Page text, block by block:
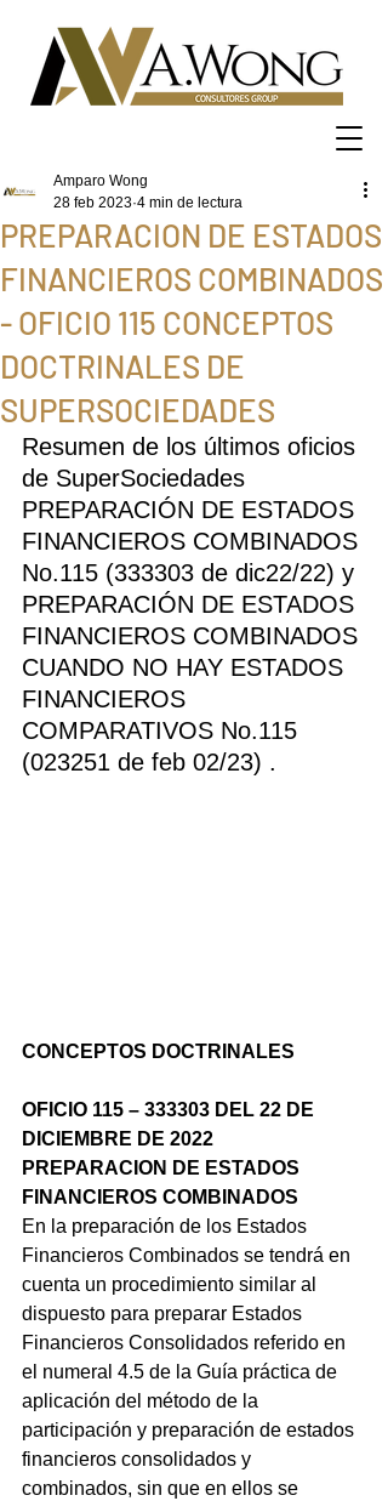
PREPARACION DE ESTADOS
FINANCIEROS COMBINADOS
- OFICIO 115 CONCEPTOS
DOCTRINALES DE
SUPERSOCIEDADES
Amparo Wong
28 feb 2023 4 min de lectura
Resumen de los últimos oficios
de SuperSociedades
PREPARACIÓN DE ESTADOS
FINANCIEROS COMBINADOS
No.115 (333303 de dic22/22) y
PREPARACIÓN DE ESTADOS
FINANCIEROS COMBINADOS
CUANDO NO HAY ESTADOS
FINANCIEROS
COMPARATIVOS No.115
(023251 de feb 02/23) .
CONCEPTOS DOCTRINALES
OFICIO 115 – 333303 DEL 22 DE
DICIEMBRE DE 2022
PREPARACION DE ESTADOS
FINANCIEROS COMBINADOS
En la preparación de los Estados
Financieros Combinados se tendrá en
cuenta un procedimiento similar al
dispuesto para preparar Estados
Financieros Consolidados referido en
el numeral 4.5 de la Guía práctica de
aplicación del método de la
participación y preparación de estados
financieros consolidados y
combinados, sin que en ellos se